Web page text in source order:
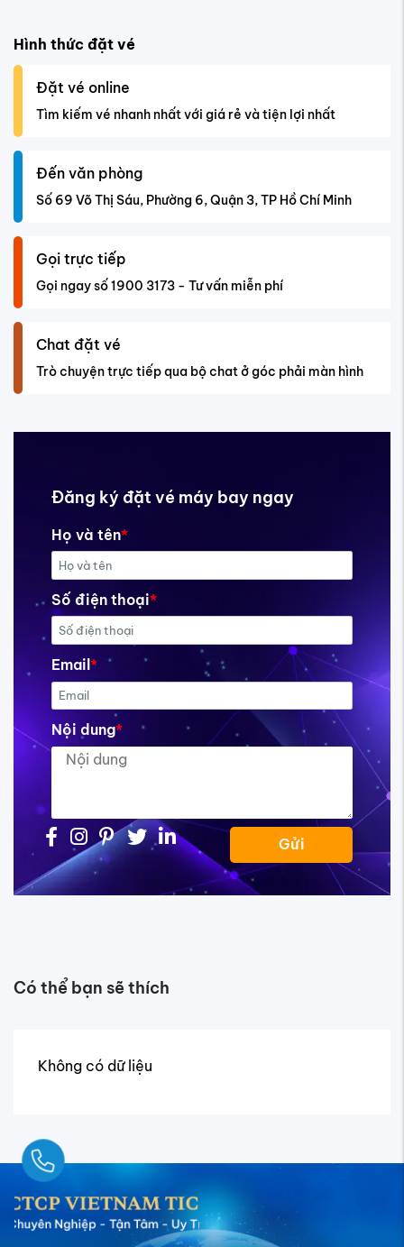
Hình thức đặt vé
Đặt vé online
Tìm kiếm vé nhanh nhất với giá rẻ và tiện lợi nhất
Đến văn phòng
Số 69 Võ Thị Sáu, Phường 6, Quận 3, TP Hồ Chí Minh
Gọi trực tiếp
Gọi ngay số 1900 3173 - Tư vấn miễn phí
Chat đặt vé
Trò chuyện trực tiếp qua bộ chat ở góc phải màn hình
Đăng ký đặt vé máy bay ngay
Họ và tên*
Số điện thoại*
Email *
Nội dung*
Gửi
Có thể bạn sẽ thích
Không có dữ liệu